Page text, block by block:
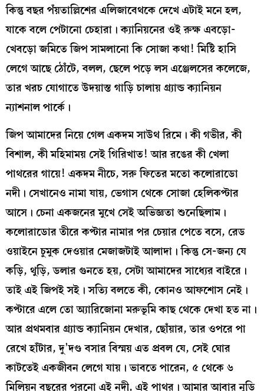
কিন্তু বছর পঁয়তাল্লিশের এলিজাবেথকে দেখে এটাই মনে হল,
যাকে বলে পেটানো চেহারা। ক্যানিয়নের ওই রুক্ষ এবড়ো-
খেবড়ো জমিতে জিপ সামলানো কি সোজা কথা! মিষ্টি হাসি
লেগে আছে ঠোঁটে, বলল, ছেলে পড়ে লস এঞ্জেলসের কলেজে,
তার খরচ যোগাতে উদয়াস্ত গাড়ি চালায় গ্র্যান্ড ক্যানিয়ন
ন্যাশনাল পার্কে।
জিপ আমাদের নিয়ে গেল একদম সাউথ রিমে। কী গভীর, কী
বিশাল, কী মহিমাময় সেই গিরিখাত! আর রঙের কী খেলা
পাথরের গায়ে! একদম নীচে, সরু ফিতের মতো কলোরাডো
নদী। সেখানেও নামা যায়, ভেগাস থেকে সোজা হেলিকপ্টার
আসে। চেনা একজনের মুখে সেই অভিজ্ঞতা শুনেছিলাম।
কলোরাডোর তীরে কপ্টার নামার পর চেয়ার পেতে বসে, রেড
ওয়াইনে চুমুক দেওয়ার মেজাজটাই আলাদা। কিন্তু সে-জন্য যে
কড়ি, থুড়ি, ডলার গুনতে হয়, সেটা আমাদের সাধ্যের বাইরে।
তাই এই জিপই সই। সত্যি বলতে কী, কোনও আফশোস নেই।
কপ্টারে এলে তো অ্যারিজোনা মরুভূমি কাছ থেকে দেখা হত না।
আর প্রথমবার গ্র্যান্ড ক্যানিয়ন দেখার, ছোঁয়ার, তার ওপরে পা
রেখে হাঁটার, দু’দণ্ড বসার বিস্ময় এত প্রবল যে, সেই ঘোর
কাটতেই একজীবন লেগে যায়। ভাবতে পারেন, ৫ থেকে ৬
মিলিয়ন বছরের পুরনো এই নদী, এই পাথর। আমার আবার নুড়ি